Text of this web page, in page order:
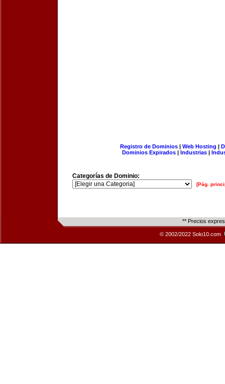
Registro de Dominios| Web Hosting |
Dominios Expirados | Industrias |
Categorías de Dominio:
[Pág.
** Precios
© 2002/2022 Solo10.com